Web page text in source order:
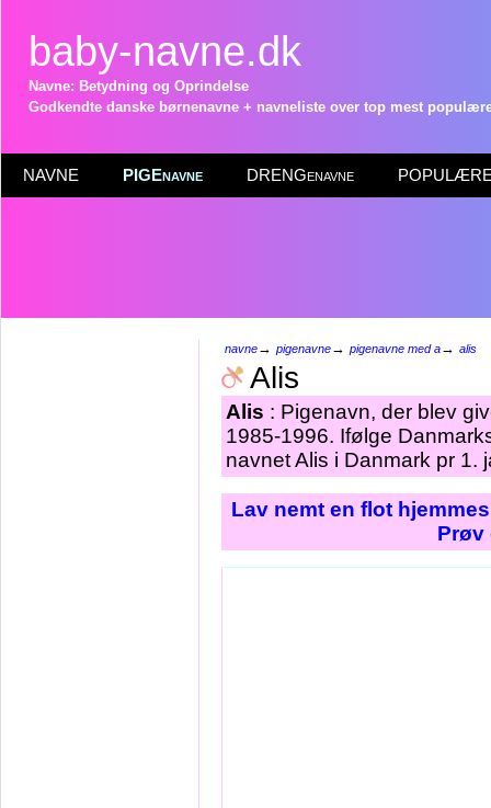
baby-navne.dk
Navne: Betydning og Oprindelse
Godkendte danske børnenavne + navneliste over top mest
NAVNE PIGEnavne DRENGenavne POPULÆRE
navne→ pigenavne→ pigenavne med a→ alis
Alis
Alis : Pigenavn, der blev
1985-1996. Ifølge
navnet Alis i Danmark pr 1.
Lav nemt en flot
Prøv